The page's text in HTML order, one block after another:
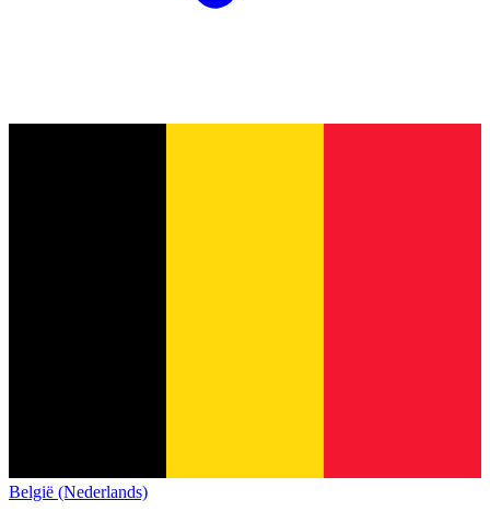
België (Nederlands)